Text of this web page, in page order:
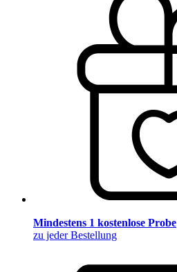
Mindestens 1 kostenlose Probe
zu jeder Bestellung